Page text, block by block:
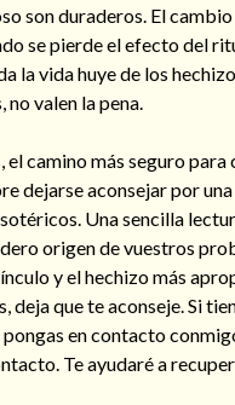
mi ex
(190)
son duraderos. El
se pierde el efecto del
la vida huye de los
valen la pena.
el camino más seguro para
dejarse aconsejar por
Una sencilla
origen de vuestros
y el hechizo más
deja que te aconseje. Si
en contacto
Te ayudaré a